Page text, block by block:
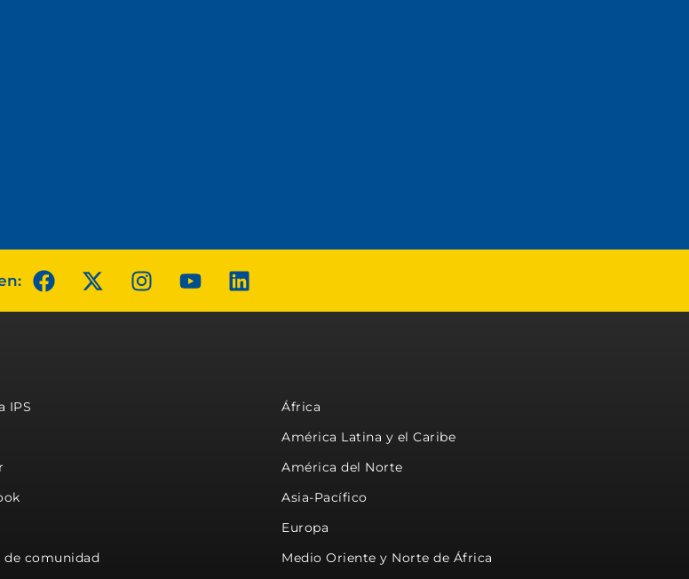
IPS
de comunidad
África
América Latina y el Caribe
América del Norte
Asia-Pacífico
Europa
Medio Oriente y Norte de África